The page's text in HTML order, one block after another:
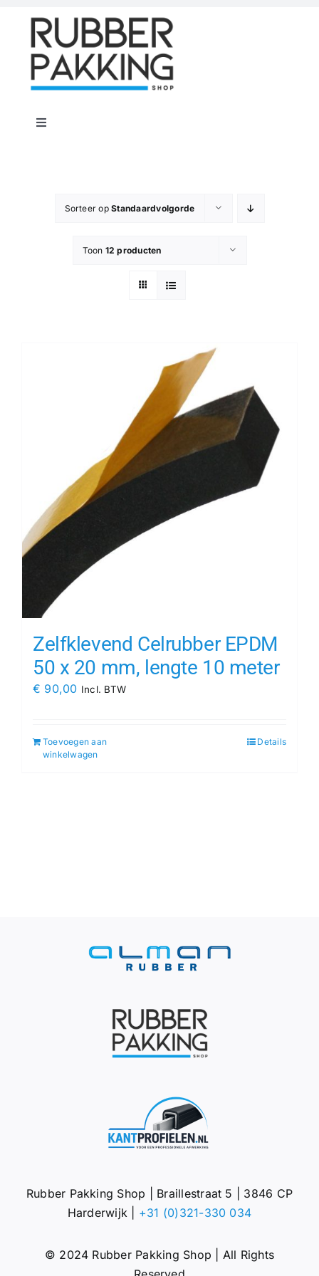
content
Toggle
Rubber Shop
Flenspakkingen
Sorteer opStandaardvolgorde
Toon 12 producten
Zelfklevend Celrubber EPDM
50 x 20 mm, lengte 10 meter
€ 90,00 Incl. BTW
Toevoegen aan
winkelwagen
Details
Rubber Pakking Shop | Braillestraat 5 | 3846 CP
Harderwijk | +31 (0)321-330 034
© 2024 Rubber Pakking Shop | All Rights